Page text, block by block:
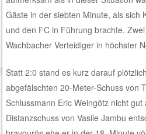
Gäste in der siebten Minute, als sich
und den FC in Führung brachte.
Wachbacher Verteidiger in höchster
Statt 2:0 stand es kurz darauf
abgefälschten 20-Meter-Schuss von
Schlussmann Eric Weingötz nicht
Distanzschuss von Vasile Jambu